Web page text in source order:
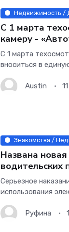
Недвижимость /
С 1 марта
камеру -
С 1 марта
вноситься в
Austin
Знакомства /
Названа
водительских
Серьезное
использования
Руфина